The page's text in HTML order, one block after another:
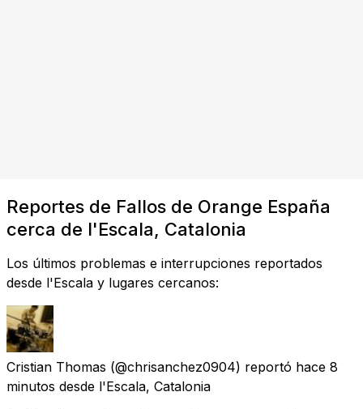
Reportes de Fallos de Orange España
cerca de l'Escala, Catalonia
Los últimos problemas e interrupciones reportados
desde l'Escala y lugares cercanos:
Cristian Thomas (@chrisanchez0904) reportó hace 8
minutos desde l'Escala, Catalonia